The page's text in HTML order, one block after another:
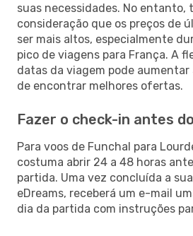
suas necessidades. No entanto,
consideração que os preços de
ser mais altos, especialmente
pico de viagens para França. A
datas da viagem pode aumentar
de encontrar melhores ofertas.
Fazer o check-in antes
Para voos de Funchal para
costuma abrir 24 a 48 horas
partida. Uma vez concluída a
eDreams, receberá um e-mail
dia da partida com instruções